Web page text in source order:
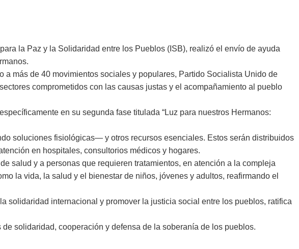
la Paz y la Solidaridad entre los Pueblos (ISB), realizó el envío de ayuda
más de 40 movimientos sociales y populares, Partido Socialista Unido de
comprometidos con las causas justas y el acompañamiento al pueblo
en su segunda fase titulada “Luz para nuestros Hermanos:
soluciones fisiológicas— y otros recursos esenciales. Estos serán distribuidos
en hospitales, consultorios médicos y hogares.
salud y a personas que requieren tratamientos, en atención a la compleja
la vida, la salud y el bienestar de niños, jóvenes y adultos, reafirmando el
solidaridad internacional y promover la justicia social entre los pueblos, ratifica
solidaridad, cooperación y defensa de la soberanía de los pueblos.